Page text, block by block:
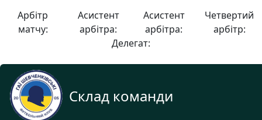
Арбітр
матчу:
Асистент
арбітра:
Асистент
арбітра:
Четвертий
арбітр:
Делегат:
Склад команди